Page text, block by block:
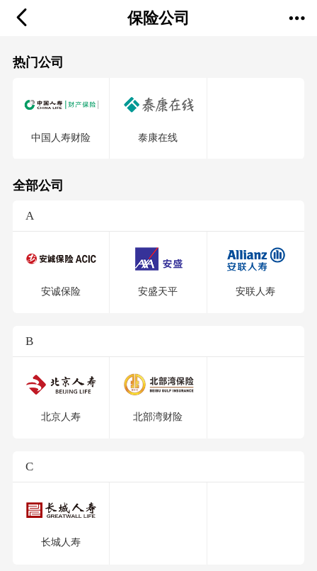
保险公司
热门公司
中国人寿财险 泰康在线
全部公司
A
安诚保险 安盛天平 安联人寿
B
北京人寿 北部湾财险
C
长城人寿